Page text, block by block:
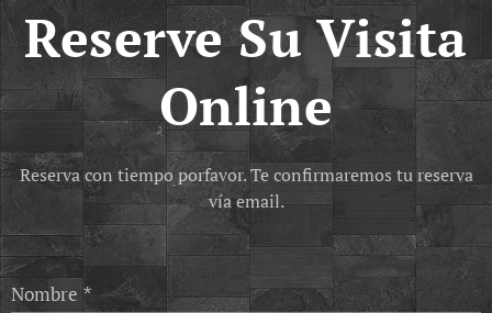
Reserve Su Visita
Online
Reserva con tiempo porfavor. Te confirmaremos tu reserva
vía email.
Nombre